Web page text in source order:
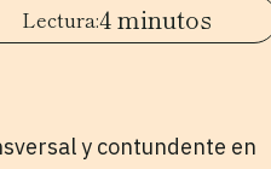
4 minutos
y contundente en